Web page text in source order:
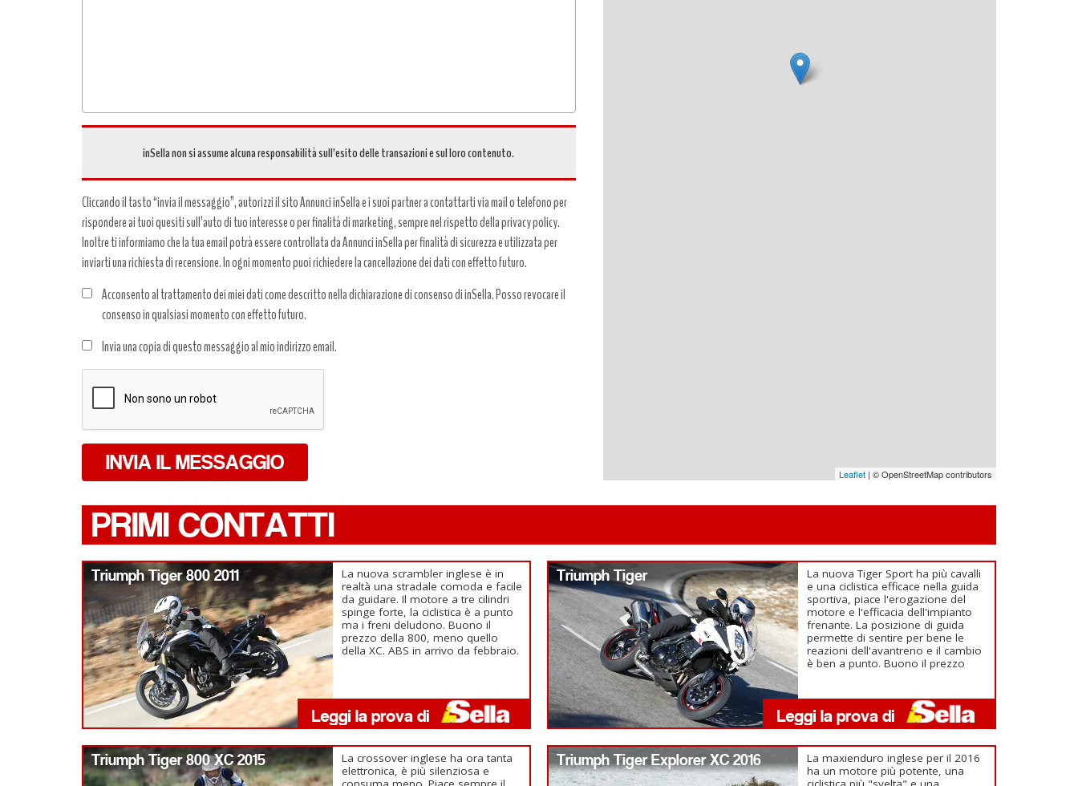
inSella non si assume alcuna responsabilità sull’esito delle transazioni e sul loro contenuto.
Cliccando il tasto “invia il messaggio”, autorizzi il sito Annunci inSella e i suoi partner a contattarti via mail o telefono per
rispondere ai tuoi quesiti sull’auto di tuo interesse o per finalità di marketing, sempre nel rispetto della privacy policy.
Inoltre ti informiamo che la tua email potrà essere controllata da Annunci inSella per finalità di sicurezza e utilizzata per
inviarti una richiesta di recensione. In ogni momento puoi richiedere la cancellazione dei dati con effetto futuro.
Acconsento al trattamento dei miei dati come descritto nella dichiarazione di consenso di inSella. Posso revocare il
consenso in qualsiasi momento con effetto futuro.
dati
*
Invia una copia di questo messaggio al mio indirizzo email.
INVIA IL MESSAGGIO Leaflet| © OpenStreetMap contributors
PRIMI CONTATTI
Triumph Tiger 800 2011
La nuova scrambler inglese è in
realtà una stradale comoda e facile
da guidare. Il motore a tre cilindri
spinge forte, la ciclistica è a punto
ma i freni deludono. Buono il
prezzo della 800, meno quello
della XC. ABS in arrivo da febbraio.
Triumph Tiger
La nuova Tiger Sport ha più cavalli
e una ciclistica efficace nella guida
sportiva, piace l'erogazione del
motore e l'efficacia dell'impianto
frenante. La posizione di guida
permette di sentire per bene le
reazioni dell'avantreno e il cambio
è ben a punto. Buono il prezzo
Triumph Tiger 800 XC 2015
La crossover inglese ha ora tanta
elettronica, è più silenziosa e
Triumph Tiger Explorer XC 2016
La maxienduro inglese per il 2016
ha un motore più potente, una